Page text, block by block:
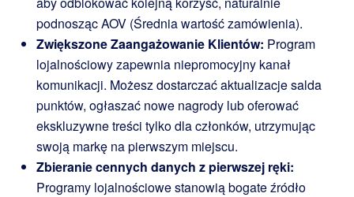
podnosząc AOV (Średnia wartość zamówienia).
Zwiększone Zaangażowanie Klientów: Program
lojalnościowy zapewnia niepromocyjny kanał
komunikacji. Możesz dostarczać aktualizacje salda
punktów, ogłaszać nowe nagrody lub oferować
ekskluzywne treści tylko dla członków, utrzymując
swoją markę na pierwszym miejscu.
Zbieranie cennych danych z pierwszej ręki:
Programy lojalnościowe stanowią bogate źródło